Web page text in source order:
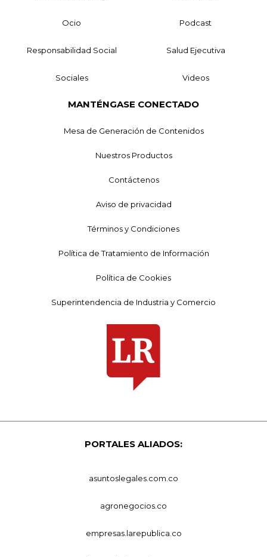
Ocio Podcast
Responsabilidad Social Salud Ejecutiva
Sociales Videos
MANTÉNGASE CONECTADO
Mesa de Generación de Contenidos
Nuestros Productos
Contáctenos
Aviso de privacidad
Términos y Condiciones
Política de Tratamiento de Información
Política de Cookies
Superintendencia de Industria y Comercio
PORTALES ALIADOS:
asuntoslegales.com.co
agronegocios.co
empresas.larepublica.co